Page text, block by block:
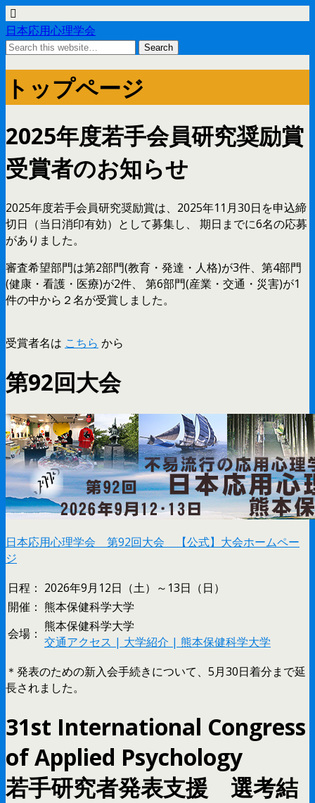
日本応用心理学会
トップページ
2025年度若手会員研究奨励賞
受賞者のお知らせ
2025年度若手会員研究奨励賞は、2025年11月30日を申込締
切日（当日消印有効）として募集し、 期日までに6名の応募
がありました。
審査希望部門は第2部門(教育・発達・人格)が3件、第4部門
(健康・看護・医療)が2件、 第6部門(産業・交通・災害)が1
件の中から２名が受賞しました。
受賞者名は こちら から
第92回大会
日本応用心理学会 第92回大会 【公式】大会ホームペー
ジ
日程： 2026年9月12日（土）～13日（日）
開催： 熊本保健科学大学
会場： 熊本保健科学大学
交通アクセス | 大学紹介 | 熊本保健科学大学
＊発表のための新入会手続きについて、5月30日着分まで延
長されました。
31st International Congress
of Applied Psychology
若手研究者発表支援 選考結